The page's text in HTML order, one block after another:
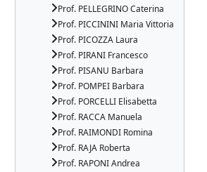
Prof. PELLEGRINO Caterina
Prof. PICCININI Maria Vittoria
Prof. PICOZZA Laura
Prof. PIRANI Francesco
Prof. PISANU Barbara
Prof. POMPEI Barbara
Prof. PORCELLI Elisabetta
Prof. RACCA Manuela
Prof. RAIMONDI Romina
Prof. RAJA Roberta
Prof. RAPONI Andrea